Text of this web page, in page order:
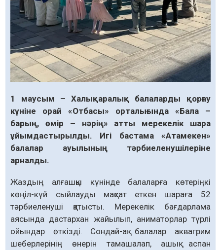
1 маусым – Халықаралық балаларды қорғау
күніне орай «Отбасы» орталығында «Бала –
барың, өмір – нәрің» атты мерекелік шара
ұйымдастырылды. Игі бастама «Атамекен»
балалар ауылының тәрбиеленушілеріне
арналды.
Жаздың алғашқы күнінде балаларға көтеріңкі
көңіл-күй сыйлауды мақсат еткен шараға 52
тәрбиеленуші қатысты. Мерекелік бағдарлама
аясында дастархан жайылып, аниматорлар түрлі
ойындар өткізді. Сондай-ақ балалар аквагрим
шеберлерінің өнерін тамашалап, ашық аспан